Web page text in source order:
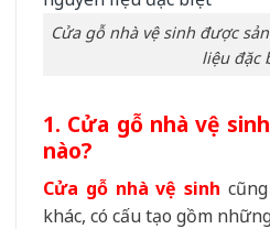
Cửa gỗ nhà vệ sinh được
liệu đặc
1. Cửa gỗ nhà vệ
nào?
Cửa gỗ nhà vệ sinh
khác, có cấu tạo gồm